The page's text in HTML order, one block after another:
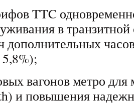
TTC
в транзитной
дополнительных
вагонов метро
и повышения